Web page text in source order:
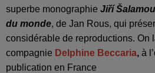
superbe monographie Jiří
du monde, de Jan Rous, qui
considérable de reproductions. On
compagnie Delphine Beccaria, à
publication en France